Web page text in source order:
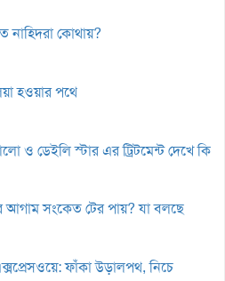
নাহিদরা কোথায়?
হওয়ার পথে
ও ডেইলি স্টার এর ট্রিটমেন্ট দেখে কি
আগাম সংকেত টের পায়? যা বলছে
ফাঁকা উড়ালপথ, নিচে